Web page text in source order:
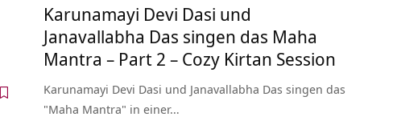
Karunamayi Devi Dasi und
Janavallabha Das singen das Maha
Mantra – Part 2 – Cozy Kirtan Session
Karunamayi Devi Dasi und Janavallabha Das singen das
"Maha Mantra" in einer…